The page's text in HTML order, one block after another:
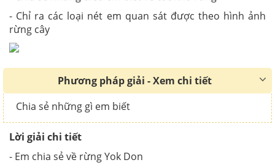
- Chỉ ra các loại nét em quan sát được theo hình ảnh
rừng cây
Phương pháp giải - Xem chi tiết
Chia sẻ những gì em biết
Lời giải chi tiết
- Em chia sẻ về rừng Yok Don